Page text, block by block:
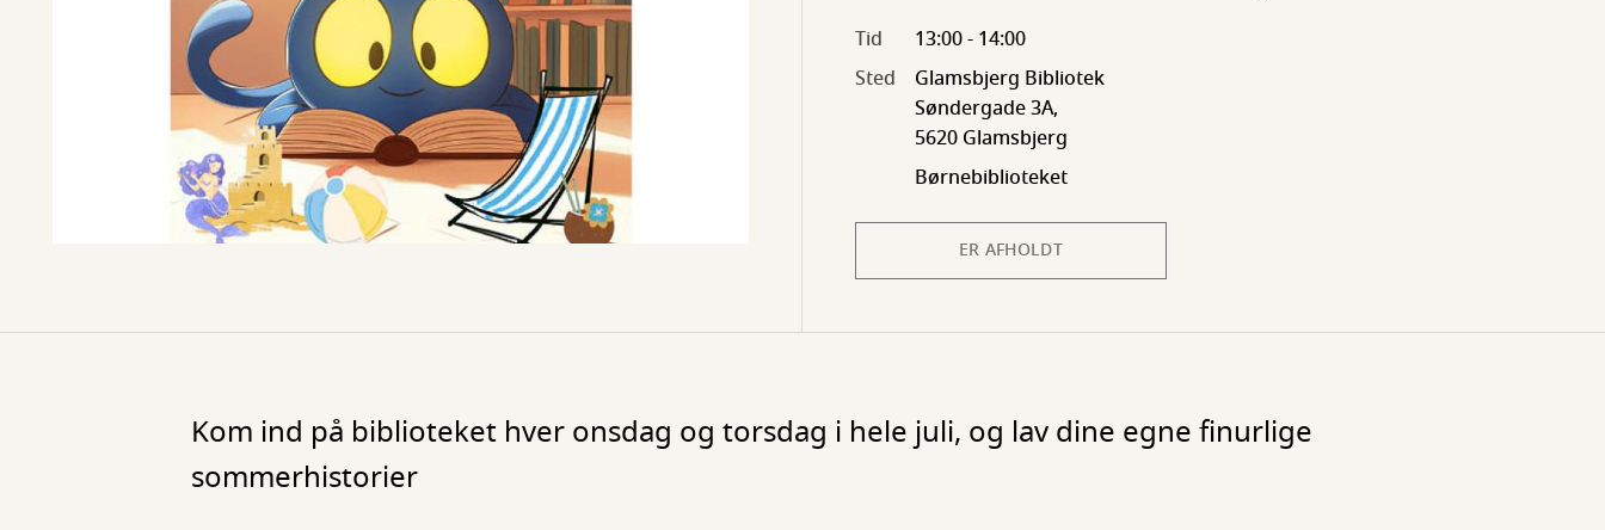
Tid
13:00 - 14:00
Sted
Glamsbjerg Bibliotek
Søndergade 3A,
5620 Glamsbjerg
Børnebiblioteket
ER AFHOLDT
Kom ind på biblioteket hver onsdag og torsdag i hele juli, og lav dine egne finurlige
sommerhistorier